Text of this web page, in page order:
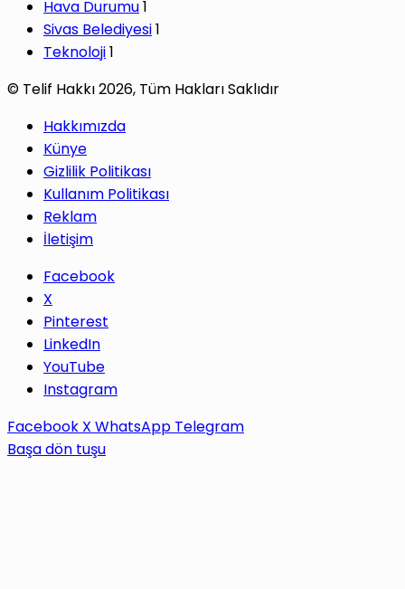
Hava Durumu1
Sivas Belediyesi1
Teknoloji1
© Telif Hakkı 2026, Tüm Hakları Saklıdır
Hakkımızda
Künye
Gizlilik Politikası
Kullanım Politikası
Reklam
İletişim
Facebook
X
Pinterest
LinkedIn
YouTube
Instagram
Facebook X WhatsApp Telegram
Başa dön tuşu